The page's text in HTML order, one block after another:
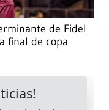
de Fidel
final de copa